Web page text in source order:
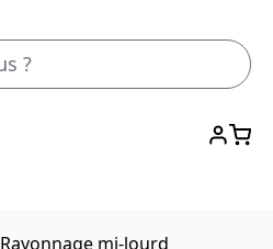
Rayonnage mi-lourd